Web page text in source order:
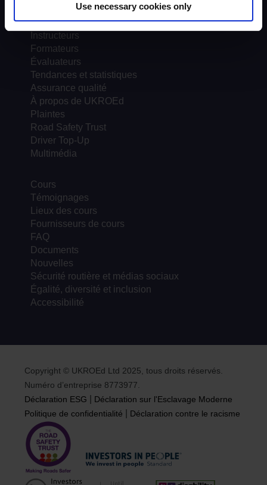
Use necessary cookies only
Contexte du programme
Instructeurs
Formateurs
Évaluateurs
Tendances et statistiques
Assurance qualité
À propos de UKROEd
Plaintes
Road Safety Trust
Driver Top-Up
Multimédia
Cours
Témoignages
Lieux des cours
Fournisseurs de cours
FAQ
Documents
Nouvelles
Sécurité routière et médias sociaux
Égalité, diversité et inclusion
Accessibilité
Copyright © UKROEd Ltd 2025, tous droits réservés.
Numéro d’entreprise 8773977.
Déclaration ESG
Déclaration sur l'Esclavage Moderne
Politique de confidentialité
Déclaration contre le racisme